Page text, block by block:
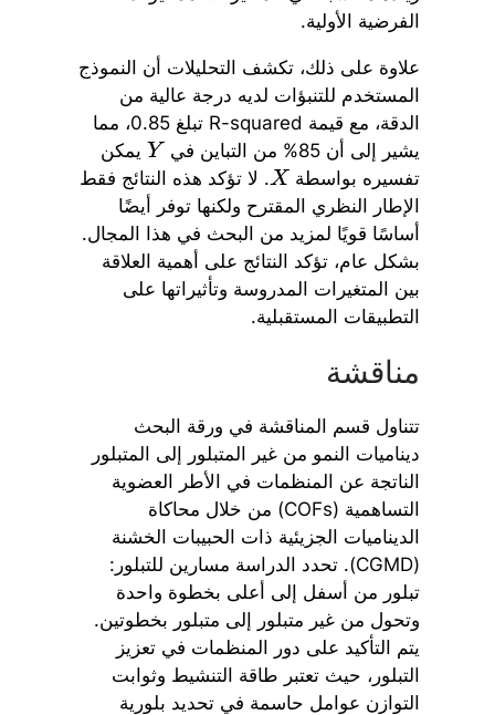
الفرضية الأولية.
علاوة على ذلك، تكشف التحليلات أن النموذج
المستخدم للتنبؤات لديه درجة عالية من
الدقة، مع قيمة R-squared تبلغ 0.85، مما
يشير إلى أن 85% من التباين في
Yيمكن
تفسيره بواسطة
X. لا تؤكد هذه النتائج فقط
الإطار النظري المقترح ولكنها توفر أيضًا
أساسًا قويًا لمزيد من البحث في هذا المجال.
بشكل عام، تؤكد النتائج على أهمية العلاقة
بين المتغيرات المدروسة وتأثيراتها على
التطبيقات المستقبلية.
مناقشة
تتناول قسم المناقشة في ورقة البحث
ديناميات النمو من غير المتبلور إلى المتبلور
الناتجة عن المنظمات في الأطر العضوية
التساهمية (COFs) من خلال محاكاة
الديناميات الجزيئية ذات الحبيبات الخشنة
(CGMD). تحدد الدراسة مسارين للتبلور:
تبلور من أسفل إلى أعلى بخطوة واحدة
وتحول من غير متبلور إلى متبلور بخطوتين.
يتم التأكيد على دور المنظمات في تعزيز
التبلور، حيث تعتبر طاقة التنشيط وثوابت
التوازن عوامل حاسمة في تحديد بلورية